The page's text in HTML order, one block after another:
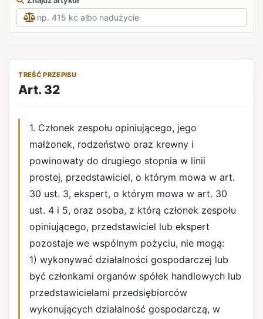
TREŚĆ PRZEPISU
Art. 32
1. Członek zespołu opiniującego, jego
małżonek, rodzeństwo oraz krewny i
powinowaty do drugiego stopnia w linii
prostej, przedstawiciel, o którym mowa w art.
30 ust. 3, ekspert, o którym mowa w art. 30
ust. 4 i 5, oraz osoba, z którą członek zespołu
opiniującego, przedstawiciel lub ekspert
pozostaje we wspólnym pożyciu, nie mogą:
1) wykonywać działalności gospodarczej lub
być członkami organów spółek handlowych lub
przedstawicielami przedsiębiorców
wykonujących działalność gospodarczą, w